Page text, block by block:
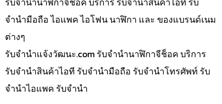
จำนำมือถือ ไอแพค ไอโฟน นาฬิกา และ ของแบรนด์เนม
ต่างๆ
รับจํานําแจ้งวัฒนะ.com รับจำนำนาฬิกาจีช็อค บริการ
รับจำนำสินค้าไอที รับจำนำมือถือ รับจำนำโทรศัพท์ รับ
จำนำไอแพค รับจำนำ